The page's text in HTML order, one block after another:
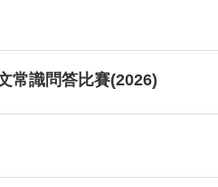
常識問答比賽(2026)